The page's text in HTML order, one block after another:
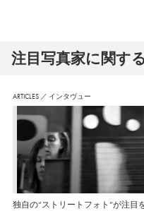
注⽬写真家に関す
ARTICLES ／ インタヴュー
独自の“ストリートフォト”が注目